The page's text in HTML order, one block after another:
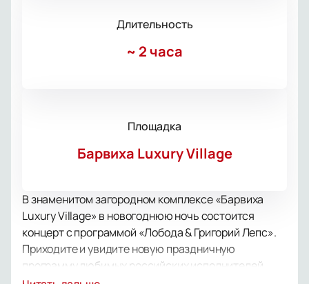
Длительность
~ 2 часа
Площадка
Барвиха Luxury Village
В знаменитом загородном комплексе «Барвиха
Luxury Village» в новогоднюю ночь состоится
концерт с программой «Лобода & Григорий Лепс».
Приходите и увидите новую праздничную
программу любимых российских исполнителей.